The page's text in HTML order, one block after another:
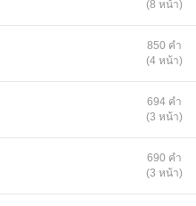
(8 หน้า)
850 คำ
(4 หน้า)
694 คำ
(3 หน้า)
690 คำ
(3 หน้า)